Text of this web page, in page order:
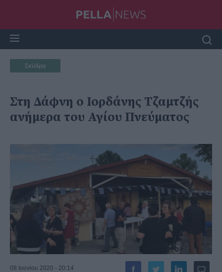
Σκύδρα
Στη Δάφνη ο Ιορδάνης Τζαμτζής
ανήμερα του Αγίου Πνεύματος
08 Ιουνίου 2020 - 20:14